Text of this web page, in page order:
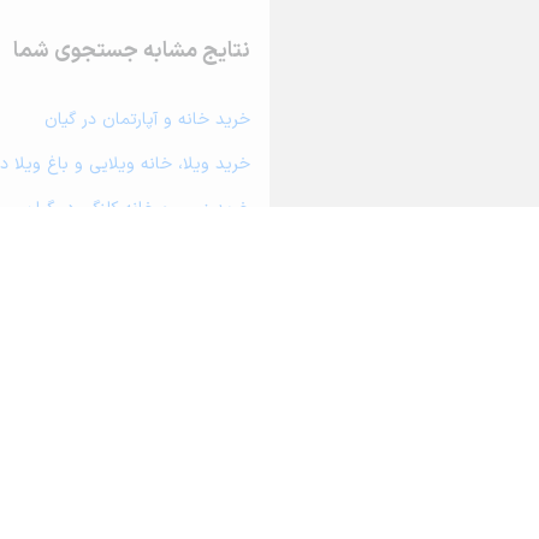
نتایج مشابه جستجوی شما
خرید خانه و آپارتمان در گیان
خرید ویلا، خانه ویلایی و باغ ویلا
خرید زمین و خانه کلنگی در گیان